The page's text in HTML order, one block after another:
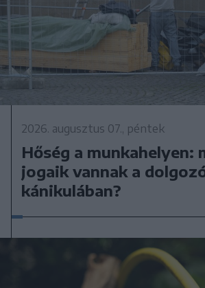
2026. augusztus 07., péntek
Hőség a munkahelyen:
jogaik vannak a
kánikulában?